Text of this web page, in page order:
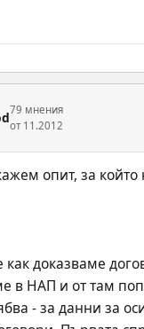
79 мнения
от 11.2012
доказваме
в НАП и от там
- за данни за